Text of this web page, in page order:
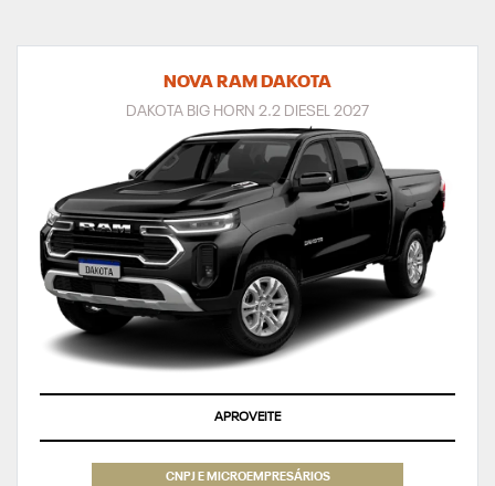
NOVA RAM DAKOTA
DAKOTA BIG HORN 2.2 DIESEL 2027
APROVEITE
CNPJ E MICROEMPRESÁRIOS